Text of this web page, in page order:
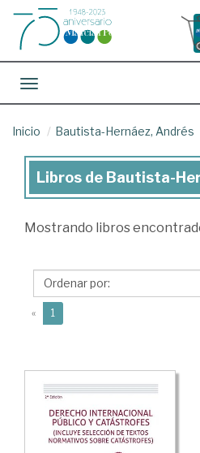
Toggle navigation
Inicio Bautista-Hernáez, Andrés
Libros
Bautista-
Andrés
Libros de Bautista-
Mostrando libros
« 1